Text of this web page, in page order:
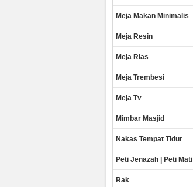
Meja Makan Minimalis
Meja Resin
Meja Rias
Meja Trembesi
Meja Tv
Mimbar Masjid
Nakas Tempat Tidur
Peti Jenazah | Peti Mati
Rak